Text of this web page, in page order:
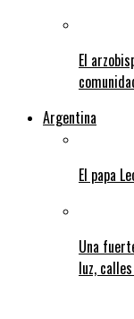
El
Argentina
El papa
Una
luz,